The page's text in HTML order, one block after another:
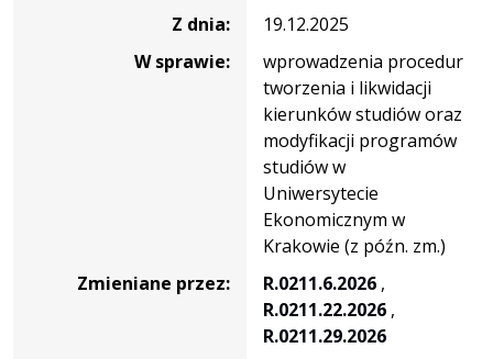
Z dnia:
19.12.2025
W sprawie:
wprowadzenia procedur
tworzenia i likwidacji
kierunków studiów oraz
modyfikacji programów
studiów w
Uniwersytecie
Ekonomicznym w
Krakowie (z późn. zm.)
Zmieniane przez:
R.0211.6.2026 ,
R.0211.22.2026 ,
R.0211.29.2026